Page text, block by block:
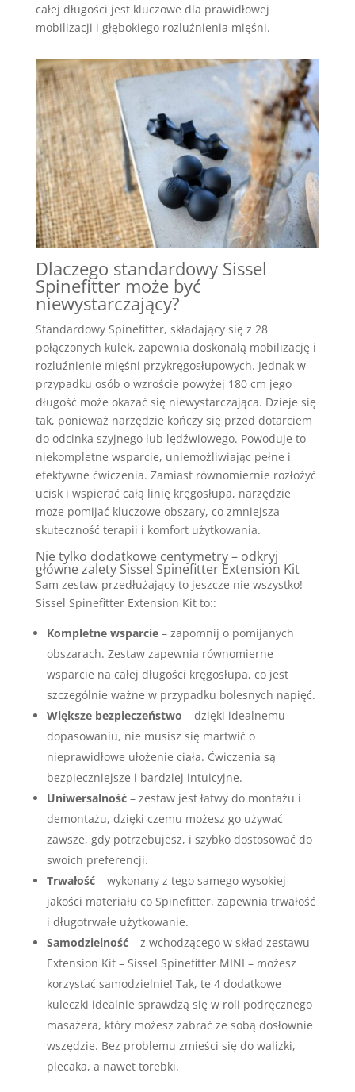
całej długości jest kluczowe dla prawidłowej
mobilizacji i głębokiego rozluźnienia mięśni.
Dlaczego standardowy Sissel
Spinefitter może być
niewystarczający?
Standardowy Spinefitter, składający się z 28
połączonych kulek, zapewnia doskonałą mobilizację i
rozluźnienie mięśni przykręgosłupowych. Jednak w
przypadku osób o wzroście powyżej 180 cm jego
długość może okazać się niewystarczająca. Dzieje się
tak, ponieważ narzędzie kończy się przed dotarciem
do odcinka szyjnego lub lędźwiowego. Powoduje to
niekompletne wsparcie, uniemożliwiając pełne i
efektywne ćwiczenia. Zamiast równomiernie rozłożyć
ucisk i wspierać całą linię kręgosłupa, narzędzie
może pomijać kluczowe obszary, co zmniejsza
skuteczność terapii i komfort użytkowania.
Nie tylko dodatkowe centymetry – odkryj
główne zalety Sissel Spinefitter Extension Kit
Sam zestaw przedłużający to jeszcze nie wszystko!
Sissel Spinefitter Extension Kit to::
Kompletne wsparcie– zapomnij o pomijanych
obszarach. Zestaw zapewnia równomierne
wsparcie na całej długości kręgosłupa, co jest
szczególnie ważne w przypadku bolesnych napięć.
Większe bezpieczeństwo – dzięki idealnemu
dopasowaniu, nie musisz się martwić o
nieprawidłowe ułożenie ciała. Ćwiczenia są
bezpieczniejsze i bardziej intuicyjne.
Uniwersalność– zestaw jest łatwy do montażu i
demontażu, dzięki czemu możesz go używać
zawsze, gdy potrzebujesz, i szybko dostosować do
swoich preferencji.
Trwałość– wykonany z tego samego wysokiej
jakości materiału co Spinefitter, zapewnia trwałość
i długotrwałe użytkowanie.
Samodzielność – z wchodzącego w skład zestawu
Extension Kit – Sissel Spinefitter MINI – możesz
korzystać samodzielnie! Tak, te 4 dodatkowe
kuleczki idealnie sprawdzą się w roli podręcznego
masażera, który możesz zabrać ze sobą dosłownie
wszędzie. Bez problemu zmieści się do walizki,
plecaka, a nawet torebki.